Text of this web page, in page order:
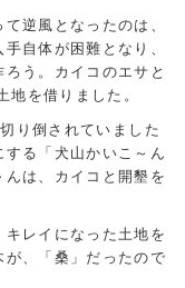
逆風となったのは、
自体が困難となり、
う。カイコのエサと
地を借りました。
り倒されていました
る「犬山かいこ～ん
は、カイコと開墾を
レイになった土地を
が、「桑」だったので